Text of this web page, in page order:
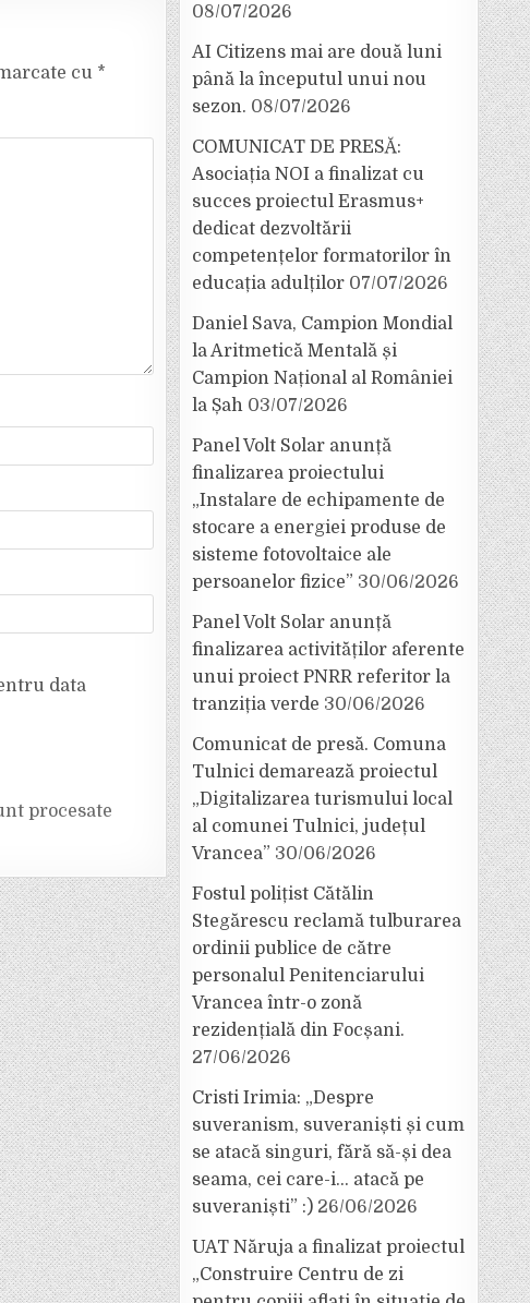
cu *
data
procesate
08/07/2026
AI Citizens mai are două luni
până la începutul unui nou
sezon. 08/07/2026
COMUNICAT DE PRESĂ:
Asociația NOI a finalizat cu
succes proiectul Erasmus+
dedicat dezvoltării
competențelor formatorilor în
educația adulților 07/07/2026
Daniel Sava, Campion Mondial
la Aritmetică Mentală și
Campion Național al României
la Șah 03/07/2026
Panel Volt Solar anunță
finalizarea proiectului
„Instalare de echipamente de
stocare a energiei produse de
sisteme fotovoltaice ale
persoanelor fizice” 30/06/2026
Panel Volt Solar anunță
finalizarea activităților aferente
unui proiect PNRR referitor la
tranziția verde 30/06/2026
Comunicat de presă. Comuna
Tulnici demarează proiectul
„Digitalizarea turismului local
al comunei Tulnici, județul
Vrancea” 30/06/2026
Fostul polițist Cătălin
Stegărescu reclamă tulburarea
ordinii publice de către
personalul Penitenciarului
Vrancea într-o zonă
rezidențială din Focșani.
27/06/2026
Cristi Irimia: „Despre
suveranism, suveraniști și cum
se atacă singuri, fără să-și dea
seama, cei care-i… atacă pe
suveraniști” :) 26/06/2026
UAT Năruja a finalizat proiectul
„Construire Centru de zi